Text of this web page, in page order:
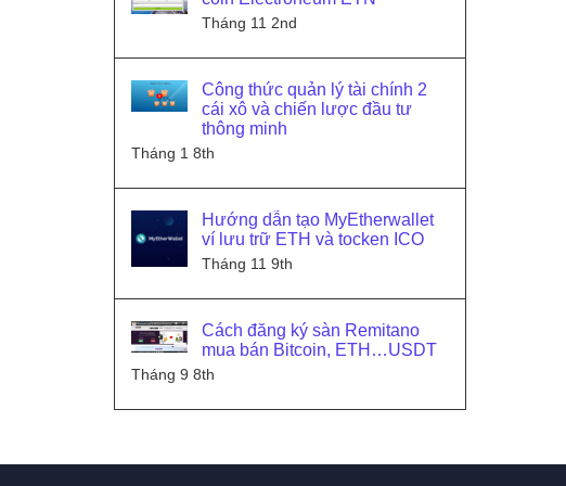
Tháng 11 2nd
Công thức quản lý tài chính 2
cái xô và chiến lược đầu tư
thông minh
Tháng 1 8th
Hướng dẫn tạo MyEtherwallet
ví lưu trữ ETH và tocken ICO
Tháng 11 9th
Cách đăng ký sàn Remitano
mua bán Bitcoin, ETH…USDT
Tháng 9 8th